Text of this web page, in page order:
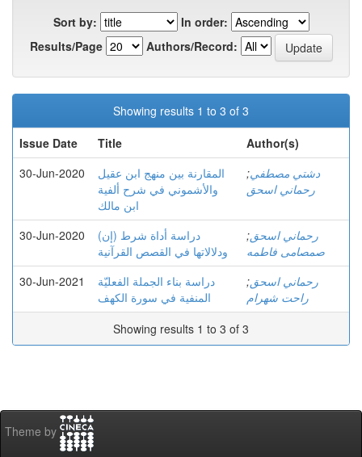
Sort by:
In order:
Results/Page
Authors/Record:
Showing results 1 to 3 of 3
Issue Date
Title
Author(s)
30-Jun-2020
المقارنة بين منهج ابن عقيل
والأشموني في شرح ألفية
ابن مالك
دشتي مصطفي;
رحماني اسحق
30-Jun-2020
دراسة أداة شرط (إن)
ودلالاتها في القصص القرآنية
رحماني اسحق;
صمصامی فاطمه
30-Jun-2021
دراسة بناء الجملة الفعلیّة
المنفية في سورة الکهف
رحماني اسحق;
راحت شهرام
Showing results 1 to 3 of 3
Theme by